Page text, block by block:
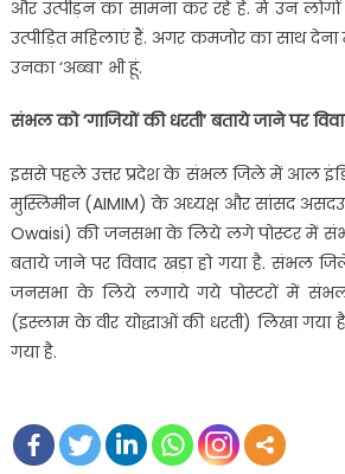
और उत्पीड़न का सामना कर रहे हैं. मैं उन
उत्पीड़ित महिलाएं हैं. अगर कमजोर का साथ देना
उनका ‘अब्बा’ भी हूं.
संभल को ‘गाजियों की धरती’ बताये जाने पर
इससे पहले उत्तर प्रदेश के संभल जिले में आल
मुस्लिमीन (AIMIM) के अध्यक्ष और सांसद
Owaisi) की जनसभा के लिये लगे पोस्टर में
बताये जाने पर विवाद खड़ा हो गया है. संभल
जनसभा के लिये लगाये गये पोस्टरों में संभल
(इस्लाम के वीर योद्धाओं की धरती) लिखा गया
गया है.